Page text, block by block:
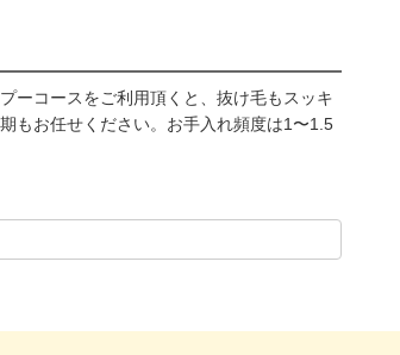
ーコースをご利用頂くと、抜け毛もスッキ
もお任せください。お手入れ頻度は1〜1.5